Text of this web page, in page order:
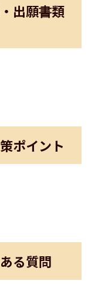
出願書類
ポイント
る質問